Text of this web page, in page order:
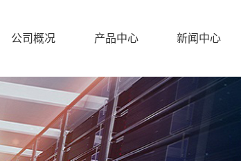
公司概况 产品中心 新闻中心